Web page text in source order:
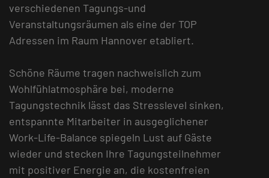
verschiedenen Tagungs-und
Veranstaltungsräumen als eine der TOP
Adressen im Raum Hannover etabliert.
Schöne Räume tragen nachweislich zum
Wohlfühlatmosphäre bei, moderne
Tagungstechnik lässt das Stresslevel sinken,
entspannte Mitarbeiter in ausgeglichener
Work-Life-Balance spiegeln Lust auf Gäste
wieder und stecken Ihre Tagungsteilnehmer
mit positiver Energie an, die kostenfreien